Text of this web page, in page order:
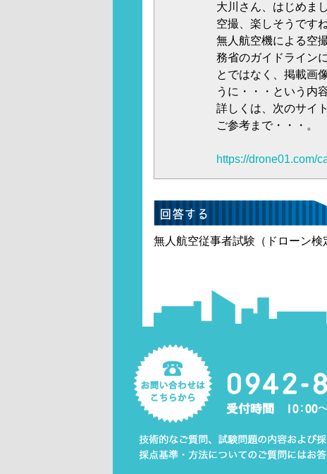
大川さん、はじめま
空撮、楽しそうですね
無人航空機による空
務省のガイドライン
とではなく、掲載画
うに・・・という内
詳しくは、次のサイ
ご参考まで・・・。
https://drone01.com/
無人航空従事者試験（ドローン検